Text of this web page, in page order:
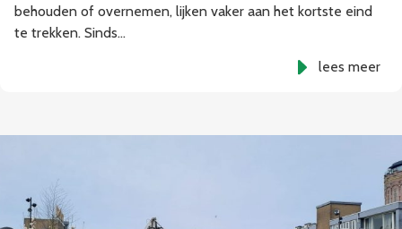
behouden of overnemen, lijken vaker aan het kortste eind
te trekken. Sinds…
lees meer